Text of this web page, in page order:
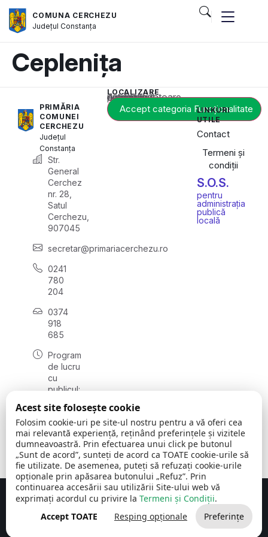
COMUNA CERCHEZU
JudețulConstanța
Ceplenița
PRIMĂRIA
COMUNEI
CERCHEZU
Județul
Constanța
Str.
General
Cerchez
nr. 28,
Satul
Cerchezu,
907045
secretar@primariacerchezu.ro
0241
780
204
0374
918
685
Program
de lucru
cu
publicul:
08:00 -
16:30
, vineri:
08:00 -
14:00
LOCALIZARE
Acest conținut este blocat până când acceptați categoria corespunzătoare de cookie-uri.
Accept categoria Funcționalitate
LINKURI
UTILE
Contact
Termeni și
condiții
S.O.S.
pentru
administrația
publică
locală
Comuna Cerchezu © 2026Toate drepturile rezervate
Concept realizat de Big Media Relații Publice SRL
Acest site folosește cookie
Folosim cookie-uri pe site-ul nostru pentru a vă oferi cea
mai relevantă experiență, reținând preferințele și vizitele
dumneavoastră. Prin efectuarea unui click pe butonul
„Sunt de acord”, sunteți de acord ca TOATE cookie-urile să
fie utilizate. De asemenea, puteți să refuzați cookie-urile
opționale prin apăsarea butonului „Refuz”. Prin
continuarea accesării sau utilizării Site-ului web vă
exprimați acordul cu privire la Termeni și Condiții.
Accept TOATE
Resping opționale Preferințe